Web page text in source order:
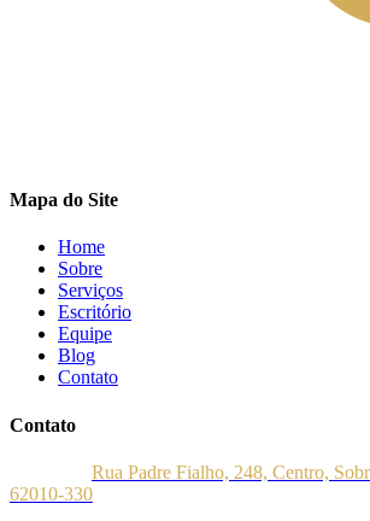
Mapa do Site
Home
Sobre
Serviços
Escritório
Equipe
Blog
Contato
Contato
Rua Padre Fialho, 248, Centro,
62010-330